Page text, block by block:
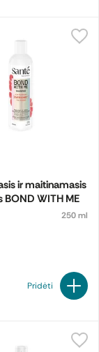
ir maitinamasis
BOND WITH ME
250 ml
Pridėti